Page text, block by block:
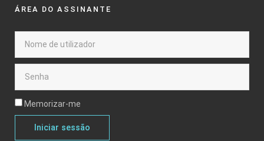
ÁREA DO ASSINANTE
Memorizar-me
Iniciar sessão